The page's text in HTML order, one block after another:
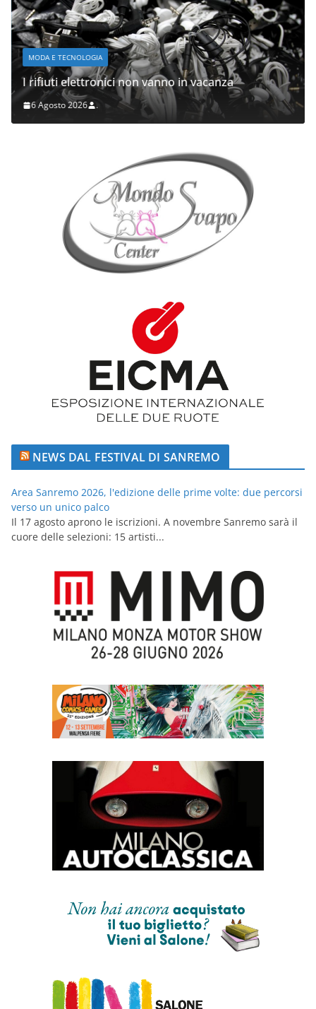
MODA E TECNOLOGIA
I rifiuti elettronici non vanno in vacanza
6 Agosto 2026 .
NEWS DAL FESTIVAL DI SANREMO
Area Sanremo 2026, l'edizione delle prime volte: due percorsi
verso un unico palco
Il 17 agosto aprono le iscrizioni. A novembre Sanremo sarà il
cuore delle selezioni: 15 artisti...